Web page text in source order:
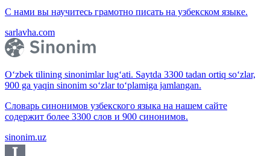
С нами вы научитесь грамотно писать на узбекском языке.
sarlavha.com
O‘zbek tilining sinonimlar lug‘ati. Saytda 3300 tadan ortiq so‘zlar,
900 ga yaqin sinonim so‘zlar to‘plamiga jamlangan.
Словарь синонимов узбекского языка на нашем сайте
содержит более 3300 слов и 900 синонимов.
sinonim.uz